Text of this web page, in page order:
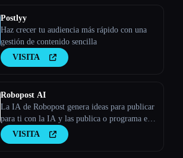
Postlyy
Haz crecer tu audiencia más rápido con una
gestión de contenido sencilla
VISITA
Robopost AI
La IA de Robopost genera ideas para publicar
para ti con la IA y las publica o programa en
tus cuentas de redes sociales.
VISITA